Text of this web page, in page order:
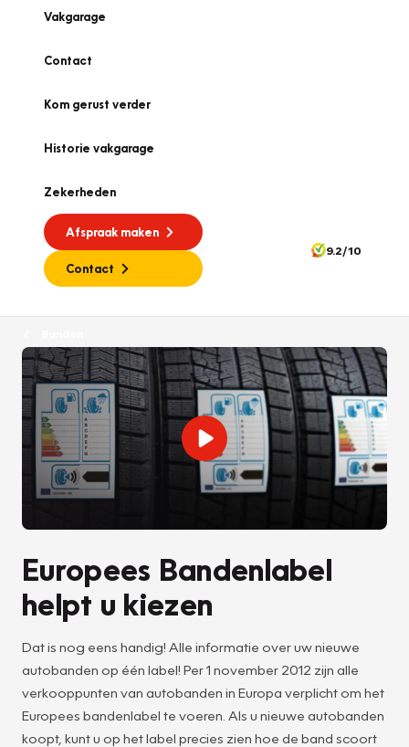
Vakgarage
Contact
Kom gerust verder
Historie vakgarage
Zekerheden
Afspraak maken
Contact
9.2/10
Europees Bandenlabel
helpt u kiezen
Dat is nog eens handig! Alle informatie over uw nieuwe
autobanden op één label! Per 1 november 2012 zijn alle
verkooppunten van autobanden in Europa verplicht om het
Europees bandenlabel te voeren. Als u nieuwe autobanden
koopt, kunt u op het label precies zien hoe de band scoort